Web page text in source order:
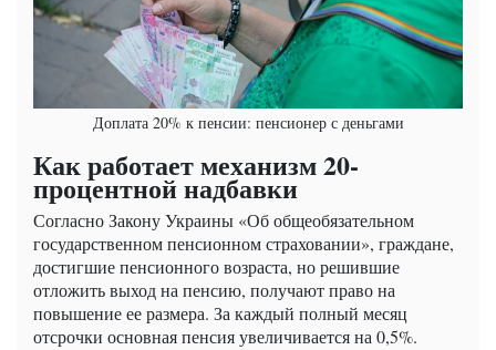
Доплата 20% к пенсии: пенсионер с деньгами
Как работает механизм 20-
процентной надбавки
Согласно Закону Украины «Об общеобязательном
государственном пенсионном страховании», граждане,
достигшие пенсионного возраста, но решившие
отложить выход на пенсию, получают право на
повышение ее размера. За каждый полный месяц
отсрочки основная пенсия увеличивается на 0,5%.